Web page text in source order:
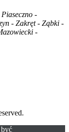
-
- Zakręt - Ząbki -
-